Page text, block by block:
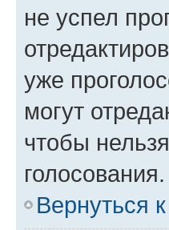
не успел
уже
могут
чтобы
голосования.
Вернуться